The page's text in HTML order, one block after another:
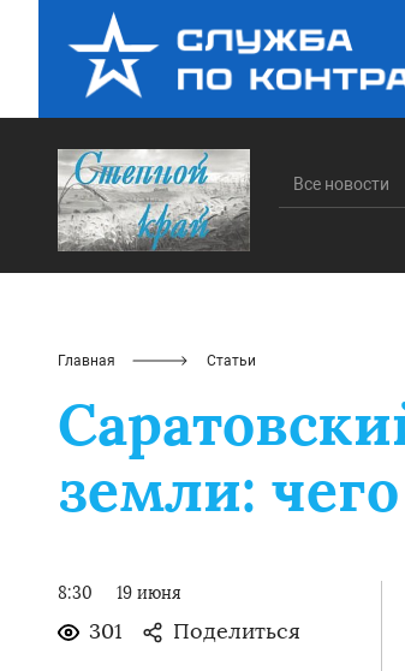
Все новости
Главная Статьи
земли:
8:30 19 июня
301 Поделиться